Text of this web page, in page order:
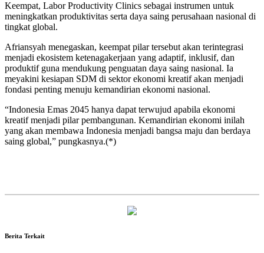
Keempat, Labor Productivity Clinics sebagai instrumen untuk
meningkatkan produktivitas serta daya saing perusahaan nasional di
tingkat global.
Afriansyah menegaskan, keempat pilar tersebut akan terintegrasi
menjadi ekosistem ketenagakerjaan yang adaptif, inklusif, dan
produktif guna mendukung penguatan daya saing nasional. Ia
meyakini kesiapan SDM di sektor ekonomi kreatif akan menjadi
fondasi penting menuju kemandirian ekonomi nasional.
“Indonesia Emas 2045 hanya dapat terwujud apabila ekonomi
kreatif menjadi pilar pembangunan. Kemandirian ekonomi inilah
yang akan membawa Indonesia menjadi bangsa maju dan berdaya
saing global,” pungkasnya.(*)
Berita Terkait